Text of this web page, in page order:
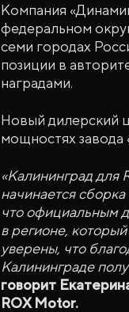
Компания
федеральном
семи городах
позиции в
наградами.
Новый дилерский
мощностях завода
«Калининград для
начинается
что официальным
в регионе,
уверены, что
Калининграде
говорит
ROX Motor.